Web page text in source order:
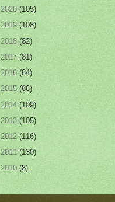
2020 (105)
2019 (108)
2018 (82)
2017 (81)
2016 (84)
2015 (86)
2014 (109)
2013 (105)
2012 (116)
2011 (130)
2010 (8)